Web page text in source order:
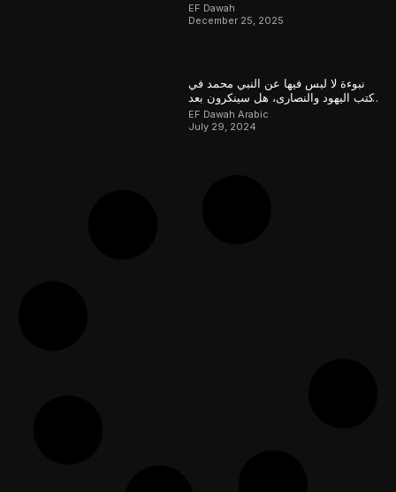
EF Dawah
December 25, 2025
نبوءة لا لبس فيها عن النبي محمد في
كتب اليهود والنصارى، هل سينكرون بعد
ذلك؟
EF Dawah Arabic
July 29, 2024